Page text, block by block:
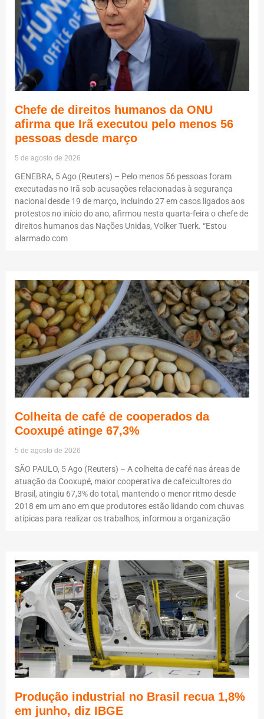
Chefe de direitos humanos da ONU
afirma que Irã executou pelo menos 56
pessoas desde março
5 de agosto de 2026
GENEBRA, 5 Ago (Reuters) – Pelo menos 56 pessoas foram
executadas no Irã sob acusações relacionadas à segurança
nacional desde 19 de março, incluindo 27 em casos ligados aos
protestos no início do ano, afirmou nesta quarta-feira o chefe de
direitos humanos das Nações Unidas, Volker Tuerk. “Estou
alarmado com
Colheita de café de cooperados da
Cooxupé atinge 67,3%
5 de agosto de 2026
SÃO PAULO, 5 Ago (Reuters) – A colheita de café nas áreas de
atuação da Cooxupé, maior cooperativa de cafeicultores do
Brasil, atingiu 67,3% do total, mantendo o menor ritmo desde
2018 em um ano em que produtores estão lidando com chuvas
atípicas para realizar os trabalhos, informou a organização
Produção industrial no Brasil recua 1,8%
em junho, diz IBGE